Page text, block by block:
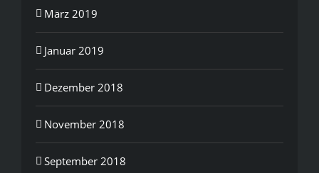
März 2019
Januar 2019
Dezember 2018
November 2018
September 2018